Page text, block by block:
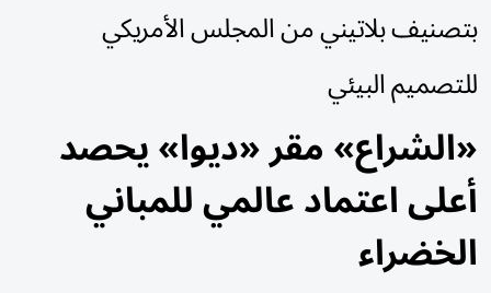
بتصنيف بلاتيني من المجلس الأمريكي
للتصميم البيئي
«الشراع» مقر «ديوا» يحصد
أعلى اعتماد عالمي للمباني
الخضراء